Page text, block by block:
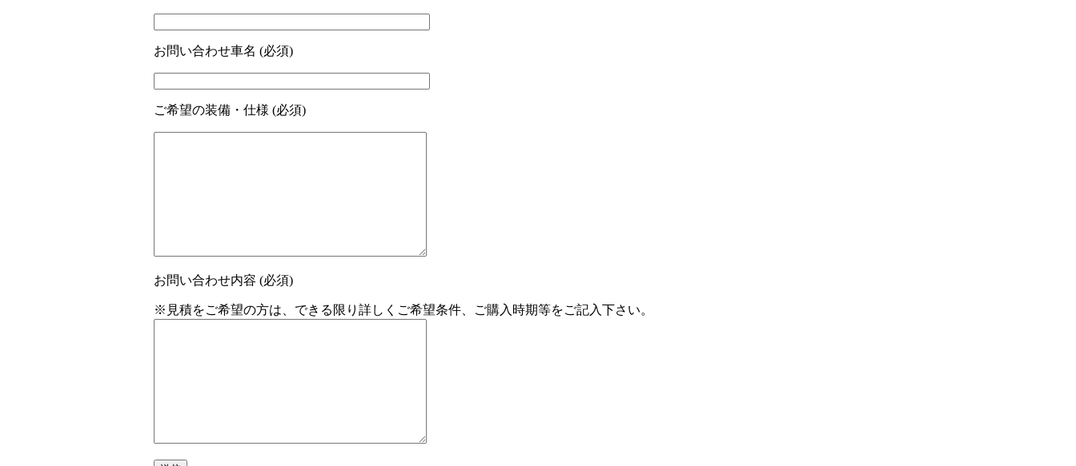
お問い合わせ車名 (必須)
ご希望の装備・仕様 (必須)
お問い合わせ内容 (必須)
※見積をご希望の方は、できる限り詳しくご希望条件、ご購入時期等をご記入下さい。